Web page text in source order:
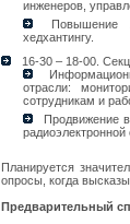
инженеров,
Повышение
хедхантингу.
16-30 – 18-00.
отрасли:
сотрудникам и
Продвижение
радиоэлектронной
Планируется
опросы, когда
Предварительный